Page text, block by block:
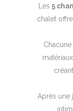
Les 5
chalet
Après une